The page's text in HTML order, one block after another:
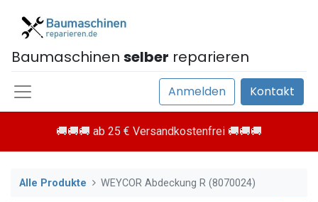
Baumaschinen selber reparieren
Anmelden Kontakt
🚚🚚🚚 ab 25 € Versandkostenfrei 🚚🚚🚚
Alle Produkte WEYCOR Abdeckung R (8070024)